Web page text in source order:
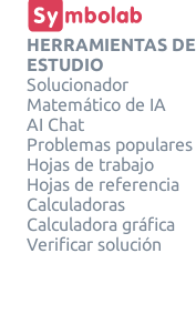
HERRAMIENTAS DE
ESTUDIO
Solucionador
Matemático de IA
AI Chat
Problemas populares
Hojas de trabajo
Hojas de referencia
Calculadoras
Calculadora gráfica
Verificar solución